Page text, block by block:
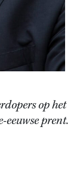
op het
eeuwse prent.